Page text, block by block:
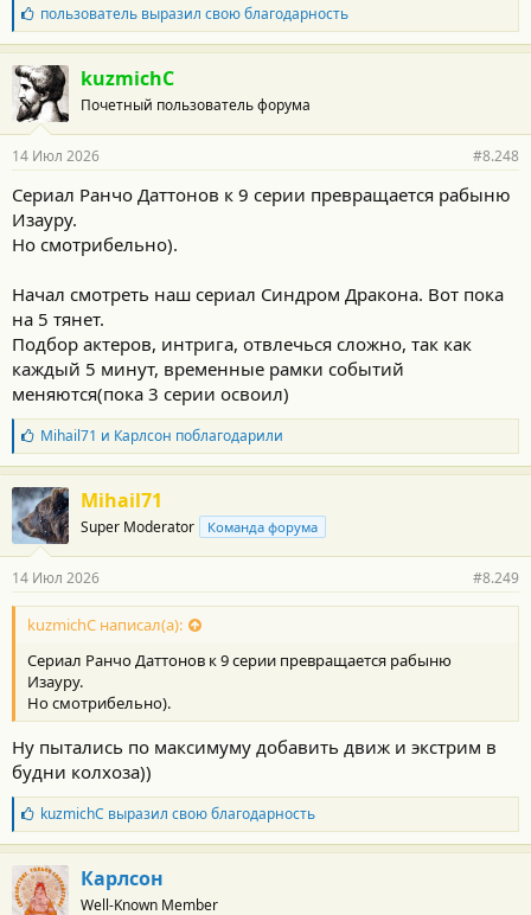
Б
л
а
г
о
д
а
н
с
т
и
пользовательвыразил свою благодарность
kuzmichC
Почетный пользователь форума
14 Июл 2026 #8.248
Сериал Ранчо Даттонов к 9 серии превращается рабыню
Изауру.
Но смотрибельно).
Начал смотреть наш сериал Синдром Дракона. Вот пока
на 5 тянет.
Подбор актеров, интрига, отвлечься сложно, так как
каждый 5 минут, временные рамки событий
меняются(пока 3 серии освоил)
Б
л
а
г
о
д
а
н
о
с
и
:
Mihail71 и Карлсон поблагодарили
Mihail71
Super Moderator Команда форума
14 Июл 2026 #8.249
kuzmichC написал(а):
Сериал Ранчо Даттонов к 9 серии превращается рабыню
Изауру.
Но смотрибельно).
Ну пытались по максимуму добавить движ и экстрим в
будни колхоза))
Б
л
а
г
о
д
kuzmichC выразил свою благодарность
Карлсон
Well-Known Member